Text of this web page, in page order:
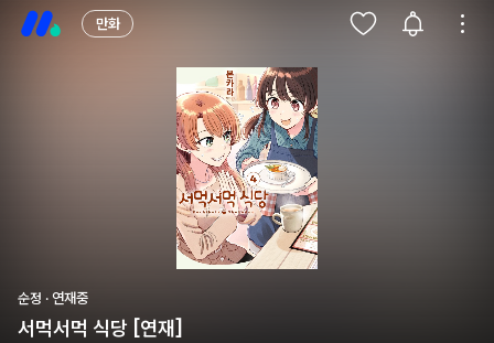
만화
순정 · 연재중
서먹서먹 식당 [연재]